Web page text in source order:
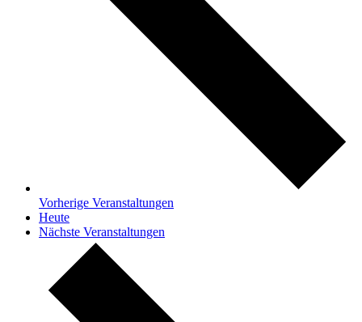
Vorherige Veranstaltungen
Heute
Nächste Veranstaltungen